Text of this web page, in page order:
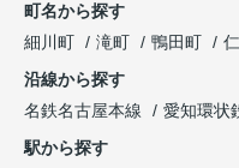
町名から探す
細川町
滝町 鴨田町
沿線から探す
名鉄名古屋本線
愛知環状
駅から探す